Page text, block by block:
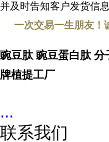
并及时告知客户发货信
一次交易一生朋友！
豌豆肽 豌豆蛋白肽
牌植提工厂
...
联系我们